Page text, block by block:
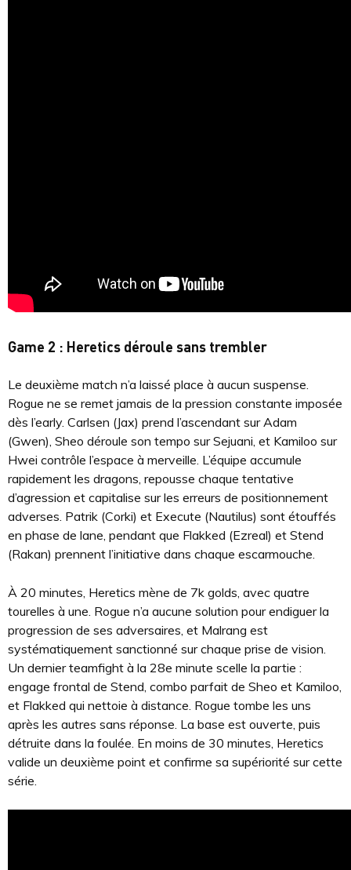
Game 2 : Heretics déroule sans trembler
Le deuxième match n’a laissé place à aucun suspense.
Rogue ne se remet jamais de la pression constante imposée
dès l’early. Carlsen (Jax) prend l’ascendant sur Adam
(Gwen), Sheo déroule son tempo sur Sejuani, et Kamiloo sur
Hwei contrôle l’espace à merveille. L’équipe accumule
rapidement les dragons, repousse chaque tentative
d’agression et capitalise sur les erreurs de positionnement
adverses. Patrik (Corki) et Execute (Nautilus) sont étouffés
en phase de lane, pendant que Flakked (Ezreal) et Stend
(Rakan) prennent l’initiative dans chaque escarmouche.
À 20 minutes, Heretics mène de 7k golds, avec quatre
tourelles à une. Rogue n’a aucune solution pour endiguer la
progression de ses adversaires, et Malrang est
systématiquement sanctionné sur chaque prise de vision.
Un dernier teamfight à la 28e minute scelle la partie :
engage frontal de Stend, combo parfait de Sheo et Kamiloo,
et Flakked qui nettoie à distance. Rogue tombe les uns
après les autres sans réponse. La base est ouverte, puis
détruite dans la foulée. En moins de 30 minutes, Heretics
valide un deuxième point et confirme sa supériorité sur cette
série.